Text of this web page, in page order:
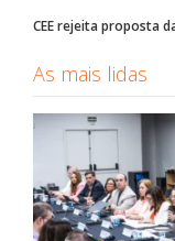
CEE rejeita proposta
As mais lidas